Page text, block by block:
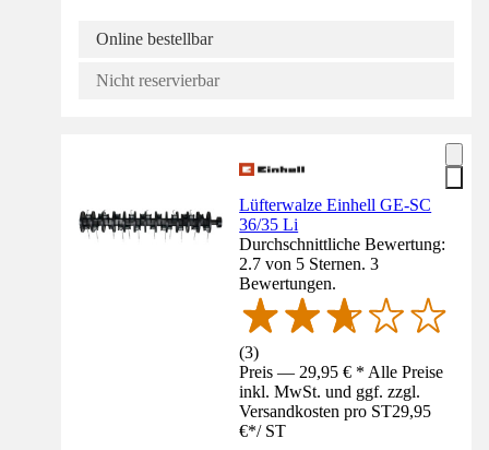
Online bestellbar
Nicht reservierbar
Lüfterwalze Einhell GE-SC
36/35 Li
Durchschnittliche Bewertung:
2.7 von 5 Sternen. 3
Bewertungen.
(3)
Preis — 29,95 € * Alle Preise
inkl. MwSt. und ggf. zzgl.
Versandkosten pro ST29,95
€*/ ST